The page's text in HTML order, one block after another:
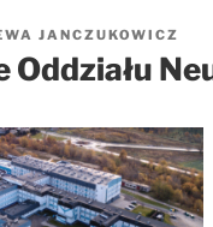
JANCZUKOWICZ
Oddziału